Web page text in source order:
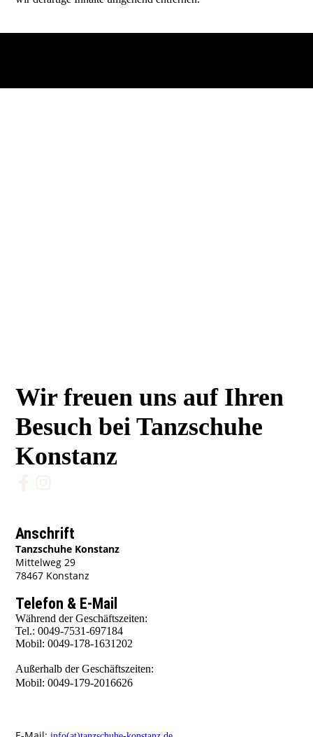
Wir freuen uns auf Ihren
Besuch bei Tanzschuhe
Konstanz
Anschrift
Tanzschuhe Konstanz
Mittelweg 29
78467 Konstanz
Telefon & E-Mail
Während der Geschäftszeiten:
Tel.: 0049-7531-697184
Mobil: 0049-178-1631202
Außerhalb der Geschäftszeiten:
Mobil: 0049-179-2016626